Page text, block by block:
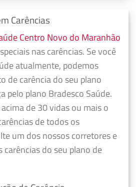
Carências
Centro Novo do Maranhão
nas carências. Se você
atualmente, podemos
de carência do seu plano
pelo plano Bradesco Saúde.
de 30 vidas ou mais o
de todos os
um dos nossos corretores e
do seu plano de